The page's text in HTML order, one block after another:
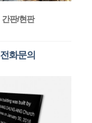
간판/현판
전화문의